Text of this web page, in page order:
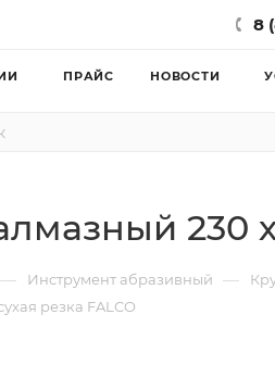
8
ПРАЙС НОВОСТИ
230
— Инструмент абразивный —
резка FALCO